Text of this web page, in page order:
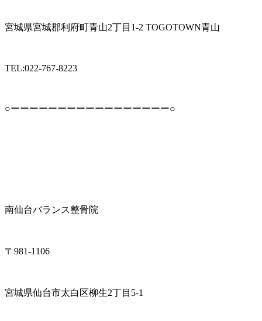
宮城県宮城郡利府町青山2丁目1-2 TOGOTOWN青山
TEL:022-767-8223
○ーーーーーーーーーーーーーーーーー○
南仙台バランス整骨院
〒981-1106
宮城県仙台市太白区柳生2丁目5-1